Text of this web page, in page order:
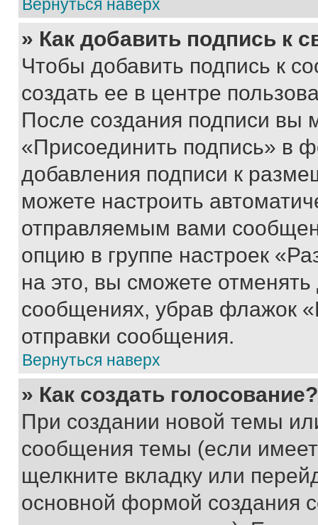
Вернуться наверх
» Как добавить подпись к
Чтобы добавить подпись к
создать ее в центре
После создания подписи вы
«Присоединить подпись» в
добавления подписи к
можете настроить
отправляемым вами
опцию в группе настроек
на это, вы сможете
сообщениях, убрав флажок
отправки сообщения.
Вернуться наверх
» Как создать голосование?
При создании новой темы
сообщения темы (если
щелкните вкладку или
основной формой создания